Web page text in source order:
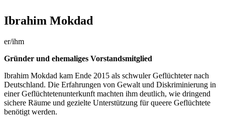
Ibrahim Mokdad
er/ihm
Gründer und ehemaliges Vorstandsmitglied
Ibrahim Mokdad kam Ende 2015 als schwuler Geflüchteter nach
Deutschland. Die Erfahrungen von Gewalt und Diskriminierung in
einer Geflüchtetenunterkunft machten ihm deutlich, wie dringend
sichere Räume und gezielte Unterstützung für queere Geflüchtete
benötigt werden.